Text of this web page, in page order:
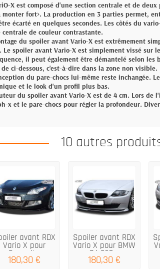
X est composé d'une section centrale et de
monter fort>. La production en 3 parties permet,
écarté en quelques secondes. Les côtés du
de couleur contrastante.
du spoiler avant Vario-X est extrêmement
Le spoiler avant Vario-X est simplement vissé sur
il peut également être démantelé selon
ci-dessous, c'est-à-dire dans la zone non visible.
du pare-chocs lui-même reste inchangée.
et le look d'un profil plus bas.
du spoiler avant Vario-X est de 4 cm. Lors de
x et le pare-chocs pour régler la profondeur.
10 autres
avant RDX
Vario X pour
Renault...
180,30 €
Spoiler avant RDX
Vario X pour BMW
Z4 E85,...
180,30 €